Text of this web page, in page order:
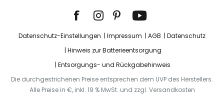
Datenschutz-Einstellungen Impressum AGB
Datenschutz
Hinweis zur Batterieentsorgung
Entsorgungs- und Rückgabehinweis
Die durchgestrichenen Preise entsprechen dem UVP des Herstellers.
Alle Preise in €, inkl. 19 % MwSt. und zzgl. Versandkosten